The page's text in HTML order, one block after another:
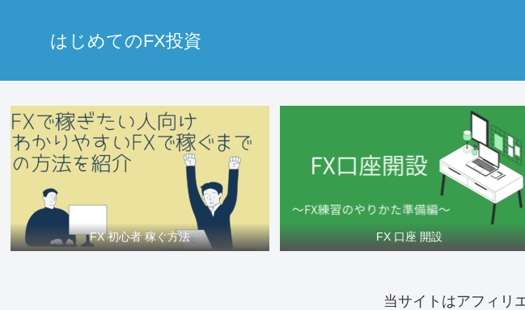
はじめてのFX投資
FX 初心者 稼ぐ方法 FX 口座 開設
当サイトはアフィリ